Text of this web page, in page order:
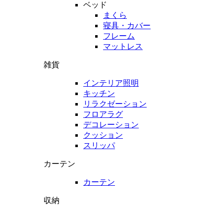
ベッド
まくら
寝具・カバー
フレーム
マットレス
雑貨
インテリア照明
キッチン
リラクゼーション
フロアラグ
デコレーション
クッション
スリッパ
カーテン
カーテン
収納